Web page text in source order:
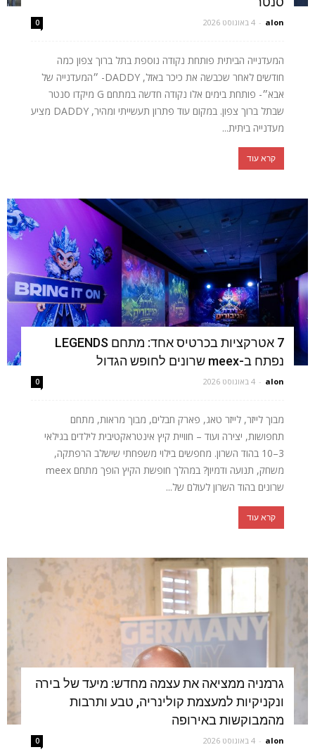
alon
- 4 באוגוסט 2026 0
המעדנייה הביתית פותחת נקודה נוספת בתל ברוך צפון כמה
חודשים לאחר שכבשה את כיכר באזל, DADDY- ״המעדנייה של
אבא״- פותחת בימים אלו נקודה חדשה במתחם G מיקדו סנטר
שבתל ברוך צפון. במקום עוד פתרון תעשייתי ומהיר, DADDY מציע
מעדנייה ביתית...
קרא עוד
7 אטרקציות בכרטיס אחד: מתחם LEGENDS
נפתח ב-meex שרונים לחופש הגדול
alon
- 4 באוגוסט 2026 0
מבוך לייזר, לייזר טאג, פארק חבלים, מבוך מראות, מתחם
תחפושות, יצירה ועוד – חוויית קיץ אינטראקטיבית לילדים בגילאי
3–10 בהוד השרון. מחפשים בילוי משפחתי שישלב הרפתקה,
משחק, תנועה ודמיון? במהלך חופשת הקיץ הופך מתחם meex
שרונים בהוד השרון לעולם של...
קרא עוד
גרמניה ממציאה את עצמה מחדש: מיעד של בירה
ונקניקיות למעצמת קולינריה, טבע ותרבות
מהמבוקשות באירופה
alon
- 4 באוגוסט 2026 0